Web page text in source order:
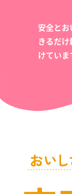
安全と
きるだ
けていま